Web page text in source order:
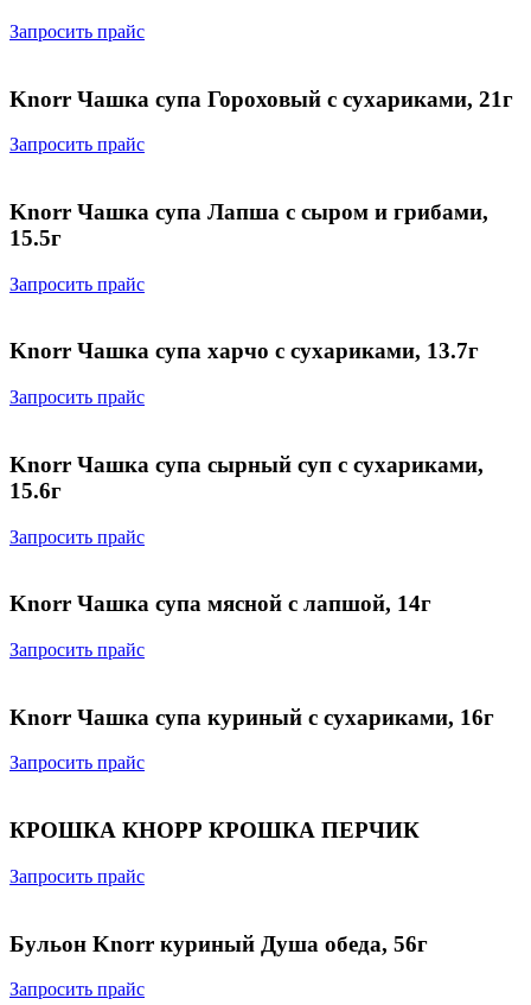
Запросить прайс
Knorr Чашка супа Гороховый с сухариками, 21г
Запросить прайс
Knorr Чашка супа Лапша с сыром и грибами,
15.5г
Запросить прайс
Knorr Чашка супа харчо с сухариками, 13.7г
Запросить прайс
Knorr Чашка супа сырный суп с сухариками,
15.6г
Запросить прайс
Knorr Чашка супа мясной с лапшой, 14г
Запросить прайс
Knorr Чашка супа куриный с сухариками, 16г
Запросить прайс
КРОШКА КНОРР КРОШКА ПЕРЧИК
Запросить прайс
Бульон Knorr куриный Душа обеда, 56г
Запросить прайс